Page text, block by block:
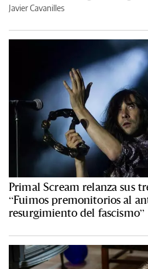
Javier Cavanilles
Primal Scream relanza sus
“Fuimos premonitorios al
resurgimiento del fascismo”